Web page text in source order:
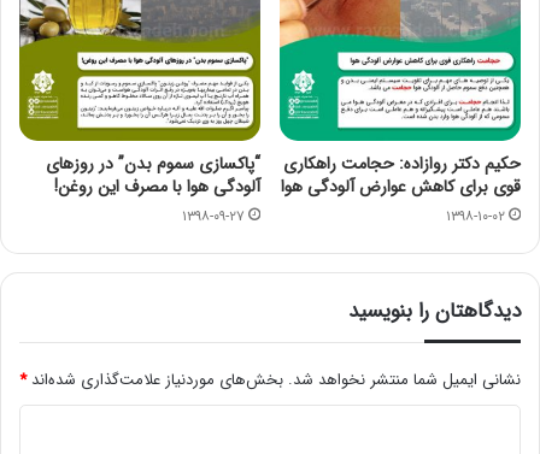
حکیم دکتر روازاده: حجامت راهکاری
قوی برای کاهش عوارض آلودگی هوا
۱۳۹۸-۱۰-۰۲
“پاکسازی سموم بدن” در روزهای
آلودگی هوا با مصرف این روغن!
۱۳۹۸-۰۹-۲۷
دیدگاهتان را بنویسید
نشانی ایمیل شما منتشر نخواهد شد. بخش‌های موردنیاز علامت‌گذاری شده‌اند*